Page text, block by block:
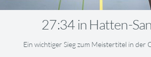
27:34 in Hatten-
Ein wichtiger Sieg zum Meistertitel in der